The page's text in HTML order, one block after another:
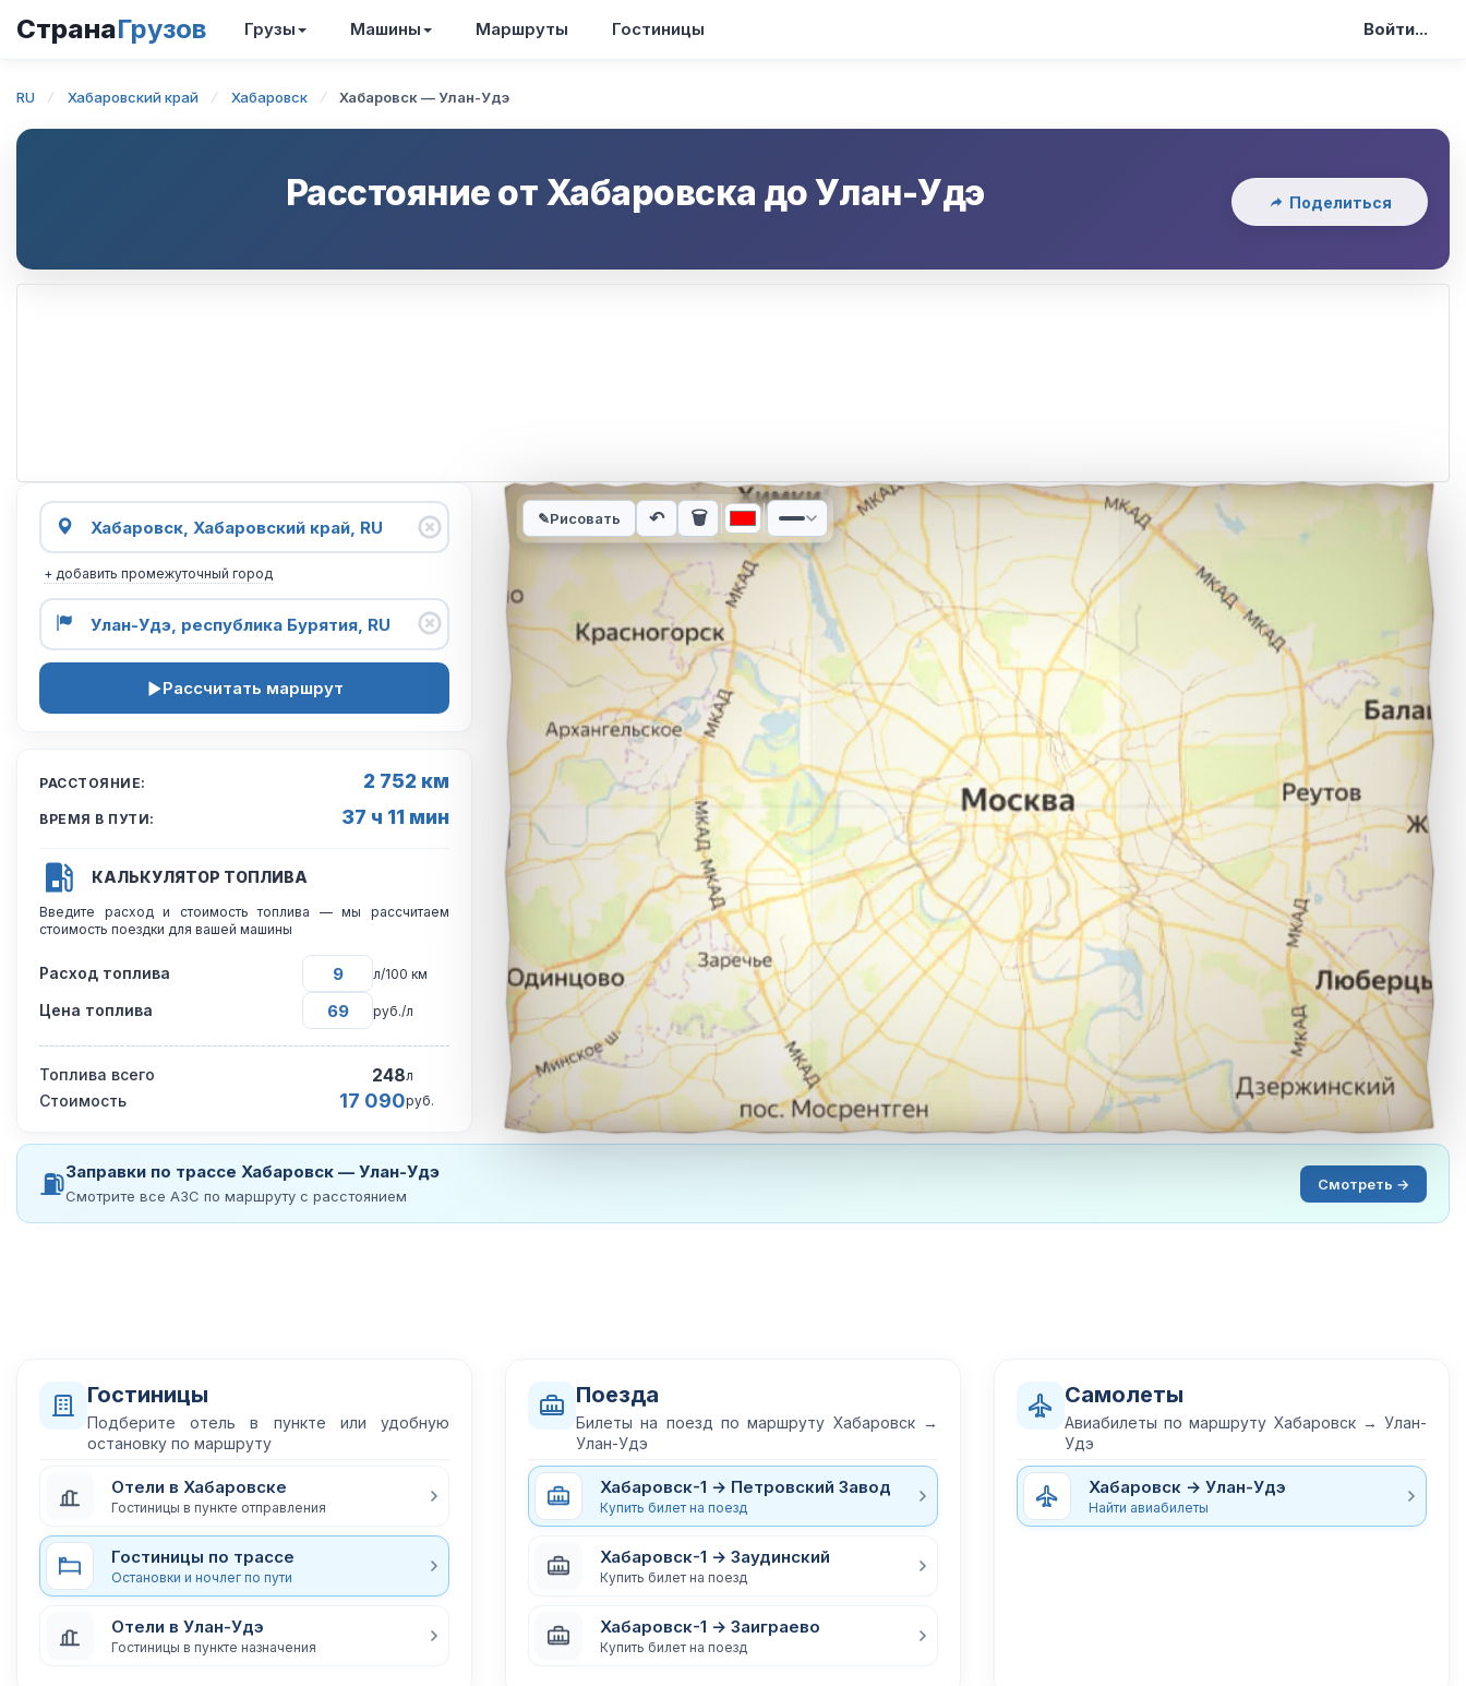
СтранаГрузов Грузы Машины Маршруты Гостиницы Войти...
RU Хабаровский край Хабаровск Хабаровск — Улан-Удэ
Расстояние от Хабаровска доУлан-Удэ Поделиться
+ добавить промежуточный город
Рассчитать маршрут
РАССТОЯНИЕ: 2 752 км
ВРЕМЯ В ПУТИ: 37 ч 11 мин
КАЛЬКУЛЯТОР ТОПЛИВА
Введите расход и стоимость топлива — мы рассчитаем
стоимость поездки для вашей машины
Расход топлива л/100 км
Цена топлива руб./л
Топлива всего 248л
Стоимость 17 090руб.
Интерактивная карта автомобильного маршрута из города Хабаровск в город Улан-Удэ.
✎Рисовать ↶ 🗑
⛽Заправки по трассе Хабаровск — Улан-Удэ
Смотрите все АЗС по маршруту с расстоянием
Смотреть →
Гостиницы
Подберите отель в пункте или удобную
остановку по маршруту
Отели в Хабаровске
Гостиницы в пункте отправления
Гостиницы по трассе
Остановки и ночлег по пути
Отели в Улан-Удэ
Гостиницы в пункте назначения
Поезда
Билеты на поезд по маршруту Хабаровск →
Улан-Удэ
Хабаровск-1 → Петровский Завод
Купить билет на поезд
Хабаровск-1 → Заудинский
Купить билет на поезд
Хабаровск-1 → Заиграево
Купить билет на поезд
Самолеты
Авиабилеты по маршруту Хабаровск → Улан-
Удэ
Хабаровск → Улан-Удэ
Найти авиабилеты